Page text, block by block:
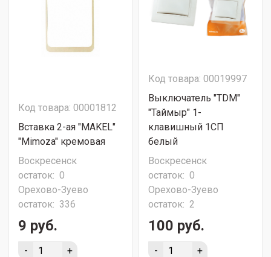
Код товара: 00001812
Вставка 2-ая "MAKEL"
"Mimoza" кремовая
Воскресенск
остаток: 0
Орехово-Зуево
остаток: 336
9 руб.
- +
Код товара: 00019997
Выключатель "TDM"
"Таймыр" 1-
клавишный 1CП
белый
Воскресенск
остаток: 0
Орехово-Зуево
остаток: 2
100 руб.
- +